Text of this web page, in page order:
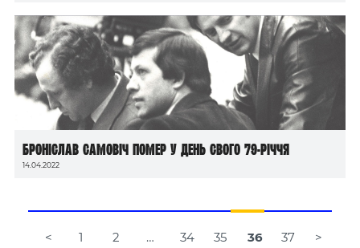
Броніслав Самовіч помер у день свого 79-річчя
14.04.2022
< 1 2 … 34 35 36 37 >